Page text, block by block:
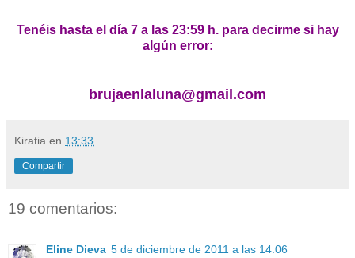
Tenéis hasta el día 7 a las 23:59 h. para decirme si hay
algún error:
brujaenlaluna@gmail.com
Kiratia en 13:33
Compartir
19 comentarios:
Eline Dieva 5 de diciembre de 2011 a las 14:06